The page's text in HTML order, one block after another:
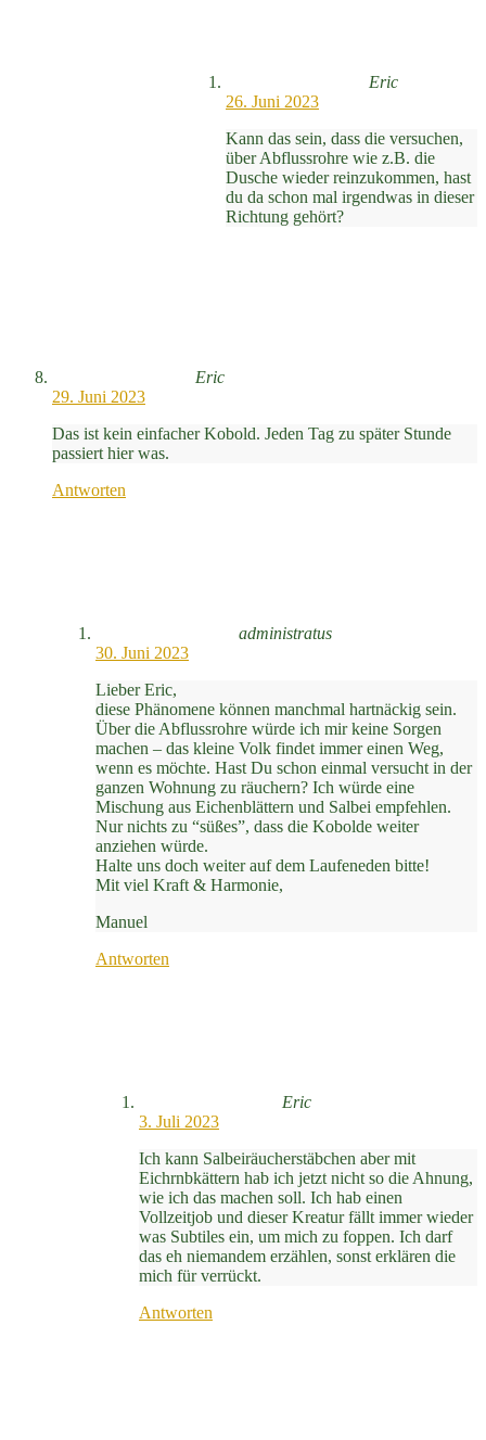
Eric
26. Juni 2023
Kann das sein, dass die versuchen,
über Abflussrohre wie z.B. die
Dusche wieder reinzukommen, hast
du da schon mal irgendwas in dieser
Richtung gehört?
Eric
29. Juni 2023
Das ist kein einfacher Kobold. Jeden Tag zu später Stunde
passiert hier was.
Antworten
administratus
30. Juni 2023
Lieber Eric,
diese Phänomene können manchmal hartnäckig sein.
Über die Abflussrohre würde ich mir keine Sorgen
machen – das kleine Volk findet immer einen Weg,
wenn es möchte. Hast Du schon einmal versucht in der
ganzen Wohnung zu räuchern? Ich würde eine
Mischung aus Eichenblättern und Salbei empfehlen.
Nur nichts zu “süßes”, dass die Kobolde weiter
anziehen würde.
Halte uns doch weiter auf dem Laufeneden bitte!
Mit viel Kraft & Harmonie,
Manuel
Antworten
Eric
3. Juli 2023
Ich kann Salbeiräucherstäbchen aber mit
Eichrnbkättern hab ich jetzt nicht so die Ahnung,
wie ich das machen soll. Ich hab einen
Vollzeitjob und dieser Kreatur fällt immer wieder
was Subtiles ein, um mich zu foppen. Ich darf
das eh niemandem erzählen, sonst erklären die
mich für verrückt.
Antworten